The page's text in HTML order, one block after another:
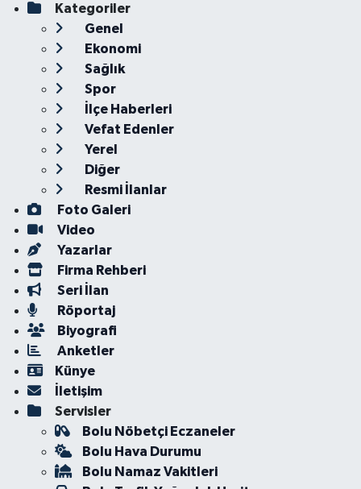
Kategoriler
Genel
Ekonomi
Sağlık
Spor
İlçe Haberleri
Vefat Edenler
Yerel
Diğer
Resmi İlanlar
Foto Galeri
Video
Yazarlar
Firma Rehberi
Seri İlan
Röportaj
Biyografi
Anketler
Künye
İletişim
Servisler
Bolu Nöbetçi Eczaneler
Bolu Hava Durumu
Bolu Namaz Vakitleri